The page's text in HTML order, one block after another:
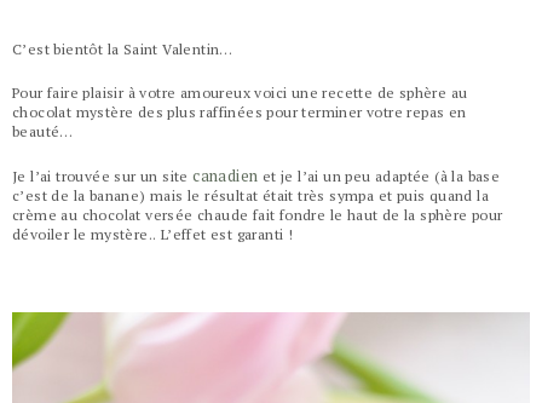
C’est bientôt la Saint Valentin…
Pour faire plaisir à votre amoureux voici une recette de sphère au
chocolat mystère des plus raffinées pour terminer votre repas en
beauté…
Je l’ai trouvée sur un sitecanadien et je l’ai un peu adaptée (à la base
c’est de la banane) mais le résultat était très sympa et puis quand la
crème au chocolat versée chaude fait fondre le haut de la sphère pour
dévoiler le mystère.. L’effet est garanti !